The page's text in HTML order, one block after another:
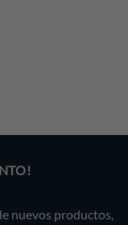
nuevos productos,